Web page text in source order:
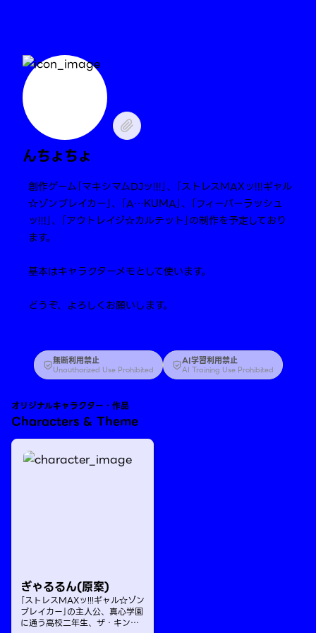
んちょちょ
創作ゲーム｢マキシマムDJッ!!!｣、｢ストレスMAXッ!!!ギャル
☆ゾンブレイカー｣、｢A…KUMA｣、｢フィーバーラッシュ
ッ!!!｣、｢アウトレイジ☆カルテット｣の制作を予定しており
ます。
基本はキャラクターメモとして使います。
どうぞ、よろしくお願いします。
無断利用禁止
Unauthorized Use Prohibited
AI学習利用禁止
AI Training Use Prohibited
オリジナルキャラクター・作品
Characters & Theme
ぎゃるるん(原案)
｢ストレスMAXッ!!!ギャル☆ゾン
ブレイカー｣の主人公、真心学園
に通う高校二年生、ザ・キン